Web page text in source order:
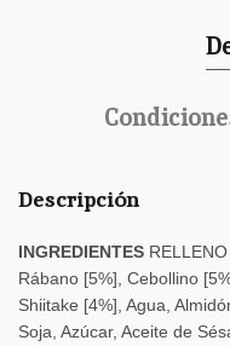
Descripción
INGREDIENTES
Rábano [5%], Cebollino
Shiitake [4%], Agua,
Soja, Azúcar, Aceite de